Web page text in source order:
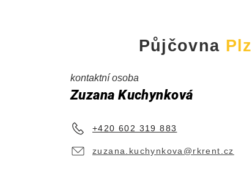
Půjčovna
kontaktní osoba
Zuzana Kuchynková
zuzana.kuchynkova@rkrent.cz
+420 602 319 883